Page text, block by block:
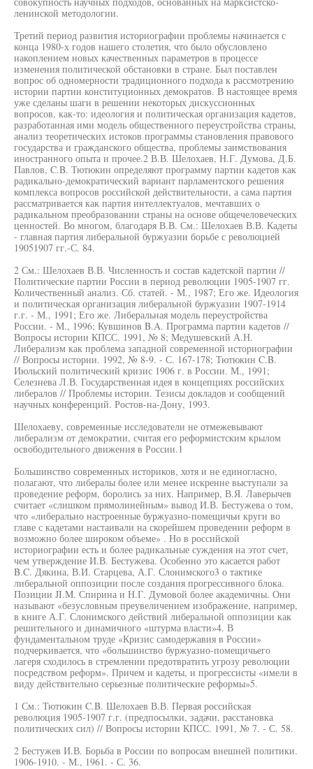
ленинской методологии.
Третий период развития историографии проблемы начинается с
конца 1980-х годов нашего столетия, что было обусловлено
накоплением новых качественных параметров в процессе
изменения политической обстановки в стране. Был поставлен
вопрос об одномерности традиционного подхода к рассмотрению
истории партии конституционных демократов. В настоящее время
уже сделаны шаги в решении некоторых дискуссионных
вопросов, как-то: идеология и политическая организация кадетов,
разработанная ими модель общественного переустройства страны,
анализ теоретических истоков программы становления правового
государства и гражданского общества, проблемы заимствования
иностранного опыта и прочее.2 В.В. Шелохаев, Н.Г. Думова, Д.Б.
Павлов, C.B. Тютюкин определяют программу партии кадетов как
радикально-демократический вариант парламентского решения
комплекса вопросов российской действительности, а сама партия
рассматривается как партия интеллектуалов, мечтавших о
радикальном преобразовании страны на основе общечеловеческих
ценностей. Во многом, благодаря В.В. См.: Шелохаев В.В. Кадеты
- главная партия либеральной буржуазии борьбе с революцией
19051907 гг.-С. 84.
2 См.: Шелохаев В.В. Численность и состав кадетской партии //
Политические партии России в период революции 1905-1907 гг.
Количественный анализ. Сб. статей. - М., 1987; Его же. Идеология
и политическая организация либеральной буржуазии 1907-1914
г.г. - М., 1991; Его же. Либеральная модель переустройства
России. - М., 1996; Кувшинов B.A. Программа партии кадетов //
Вопросы истории КПСС. 1991, № 8; Медушевский А.Н.
Либерализм как проблема западной современной историографии
// Вопросы истории. 1992, № 8-9. - С. 167-178; Тютюкин C.B.
Июльский политический кризис 1906 г. в России. М., 1991;
Селезнева Л.В. Государственная идея в концепциях российских
либералов // Проблемы истории. Тезисы докладов и сообщений
научных конференций. Ростов-на-Дону, 1993.
Шелохаеву, современные исследователи не отмежевывают
либерализм от демократии, считая его реформистским крылом
освободительного движения в России.1
Большинство современных историков, хотя и не единогласно,
полагают, что либералы более или менее искренне выступали за
проведение реформ, боролись за них. Например, В.Я. Лаверычев
считает «слишком прямолинейным» вывод И.В. Бестужева о том,
что «либерально настроенные буржуазно-помещичьи круги во
главе с кадетами настаивали на скорейшем проведении реформ в
возможно более широком объеме» . Но в российской
историографии есть и более радикальные суждения на этот счет,
чем утверждение И.В. Бестужева. Особенно это касается работ
B.C. Дякина, В.И. Старцева, А.Г. Слонимского3 о тактике
либеральной оппозиции после создания прогрессивного блока.
Позиции JI.M. Спирина и Н.Г. Думовой более академичны. Они
называют «безусловным преувеличением изображение, например,
в книге А.Г. Слонимского действий либеральной оппозиции как
решительного и динамичного «штурма власти»4. В
фундаментальном труде «Кризис самодержавия в России»
подчеркивается, что «большинство буржуазно-помещичьего
лагеря сходилось в стремлении предотвратить угрозу революции
посредством реформ». Причем и кадеты, и прогрессисты «имели в
виду действительно серьезные политические реформы»5.
1 См.: Тютюкин C.B. Шелохаев В.В. Первая российская
революция 1905-1907 г.г. (предпосылки, задачи, расстановка
политических сил) // Вопросы истории КПСС. 1991, № 7. - С. 58.
2 Бестужев И.В. Борьба в России по вопросам внешней политики.
1906-1910. - М., 1961. - С. 36.